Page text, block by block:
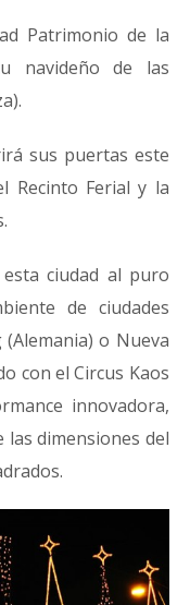
Patrimonio de la
navideño de las
sus puertas este
Recinto Ferial y la
ciudad al puro
de ciudades
o Nueva
con el Circus Kaos
innovadora,
las dimensiones del